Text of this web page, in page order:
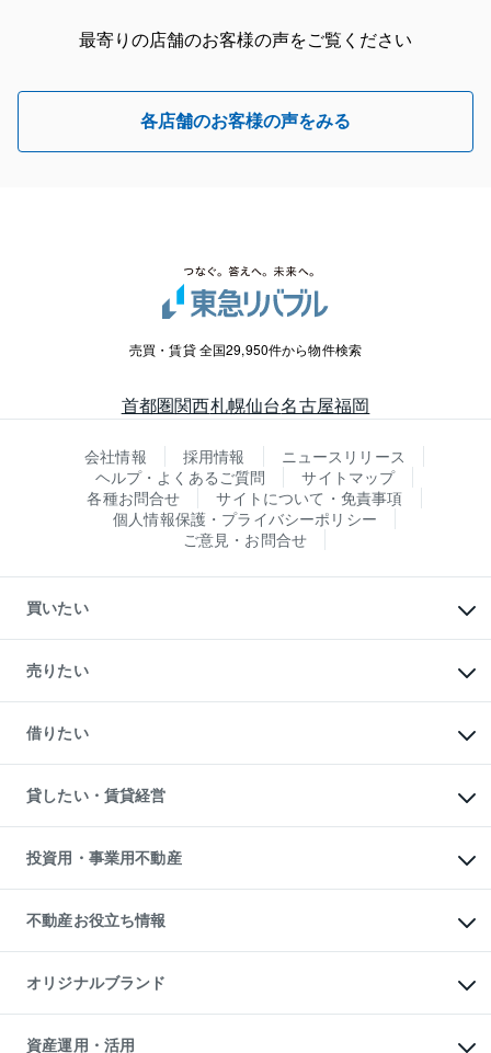
最寄りの店舗のお客様の声をご覧ください
各店舗のお客様の声をみる
売買・賃貸 全国29,950件から物件検索
首都圏関西札幌仙台名古屋福岡
会社情報 採用情報
ニュースリリース
ヘルプ・よくあるご質問
サイトマップ
各種お問合せ
サイトについて・免責事項
個人情報保護・プライバシーポリシー
ご意見・お問合せ
買いたい
新築・分譲マンションの購入
中古マンションの購入
一戸建ての購入
中古一戸建ての購入
不動産購入の流れ
注目キーワード物件特集
購入ガイド
English 繁体中文簡体中文
売りたい
一戸建ての売却・査定
土地の売却・査定
スピードAI査定
不動産査定について
不動産売却の流れ
不動産買換えの流れ
売却ガイド
借りたい
オフィス・店舗の賃貸
借りるときの流れ
借りるガイド
貸したい・賃貸経営
マンション賃料データ
賃貸管理プラン
リロケーションについて
貸すガイド
投資用・事業用不動産
事業用不動産
マンション投資
投資用マンション
アパート経営
収益物件
ビル購入（ビル一棟）
不動産お役立ち情報
マンションライブラリー
人気マンションランキング
暮らしに役立つ不動産メディア
不動産相場・不動産価格情報
オリジナルブランド
一棟リノベーションマンション
資産運用・活用